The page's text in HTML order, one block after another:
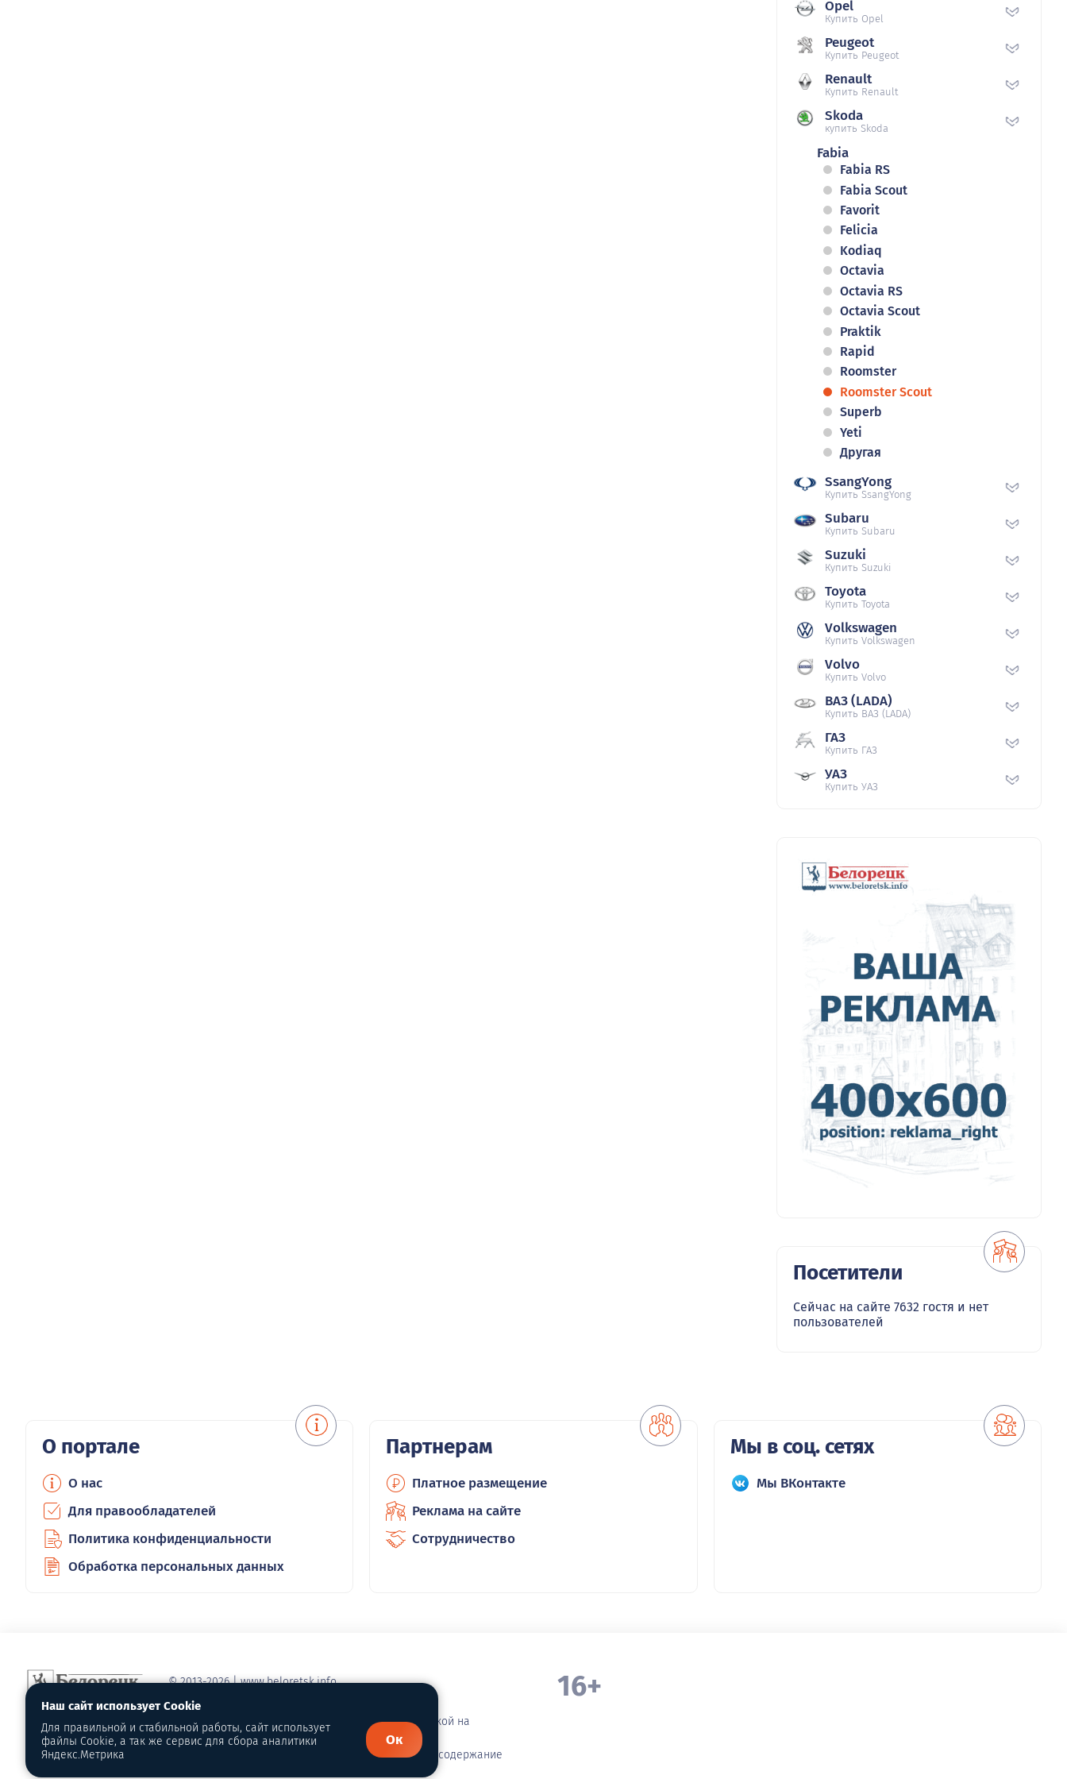
Opel
Купить Opel
Peugeot
Купить Peugeot
Renault
Купить Renault
Skoda
купить Skoda
Fabia
Fabia RS
Fabia Scout
Favorit
Felicia
Kodiaq
Octavia
Octavia RS
Octavia Scout
Praktik
Rapid
Roomster
Roomster Scout
Superb
Yeti
Другая
SsangYong
Купить SsangYong
Subaru
Купить Subaru
Suzuki
Купить Suzuki
Toyota
Купить Toyota
Volkswagen
Купить Volkswagen
Volvo
Купить Volvo
ВАЗ (LADA)
Купить ВАЗ (LADA)
ГАЗ
Купить ГАЗ
УАЗ
Купить УАЗ
Посетители
Сейчас на сайте 7632 гостя и нет
пользователей
О портале
О нас
Для правообладателей
Политика конфиденциальности
Обработка персональных данных
Партнерам
Платное размещение
Реклама на сайте
Сотрудничество
Мы в соц. сетях
Мы ВКонтакте
© 2013-2026 | www.beloretsk.info
Справочно-информационный сайт г. Белорецка
Перепубликация материалов с обязательной ссылкой на
первоисточник - www.beloretsk.info
Администрация сайта не несет ответственности за содержание
16+
Наш сайт использует Cookie
Для правильной и стабильной работы, сайт использует
файлы Cookie, а так же сервис для сбора аналитики
Яндекс.Метрика
Ок